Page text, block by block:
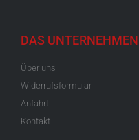
DAS UNTERNEHMEN
Über uns
Widerrufsformular
Anfahrt
Kontakt